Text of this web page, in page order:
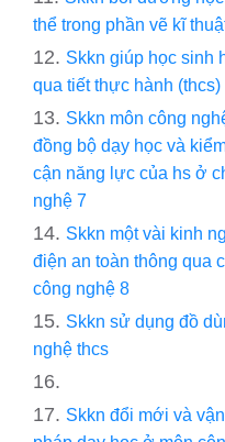
thể trong phần vẽ kĩ
Skkn giúp học sinh
qua tiết thực hành (thcs)
Skkn môn công
đồng bộ dạy học và
cận năng lực của hs ở
nghệ 7
Skkn một vài kinh
điện an toàn thông qua
công nghệ 8
Skkn sử dụng đồ
nghệ thcs
Skkn đổi mới và